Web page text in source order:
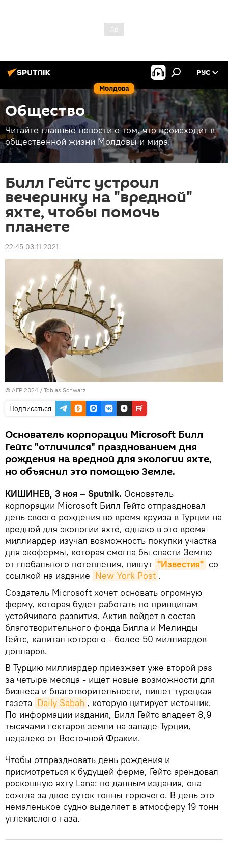
Молдова
РУС
Общество
Читайте главные новости о том, что происходит в
общественной жизни Молдовы и мира.
Билл Гейтс устроил
вечеринку на "вредной"
яхте, чтобы помочь
планете
22:45 03.11.2021
© AFP 2024 / Tobias Schwarz
Подписаться
Основатель корпорации Microsoft Билл
Гейтс "отличился" празднованием дня
рождения на вредной для экологии яхте,
но объяснил это помощью Земле.
КИШИНЕВ, 3 ноя – Sputnik. Основатель
корпорации Microsoft Билл Гейтс отпраздновал
день своего рождения во время круиза в Турции на
вредной для экологии яхте, однако в это время
миллиардер изучал возможность покупки участка
для экофермы, которая смогла бы спасти Землю
от глобального потепления, пишут "Известия" со
ссылкой на издание New York Post .
Создатель Microsoft хочет основать огромную
ферму, которая будет работать по принципам
устойчивого развития. Актив войдет в состав
благотворительного фонда Билла и Мелинды
Гейтс, капитал которого - более 50 миллиардов
долларов.
В Турцию миллиардер приезжает уже второй раз
за четыре месяца - ищет новые возможности для
бизнеса и благотворительности, пишет турецкая
газета Daily Sabah , которую цитирует источник.
По информации издания, Билл Гейтс владеет 8,9
тысячами гектаров земли на западе Турции,
недалеко от Восточной Фракии.
Чтобы отпраздновать день рождения и
присмотреться к будущей ферме, Гейтс арендовал
роскошную яхту Lana: по данным издания, она
сожгла за двое суток тонны горючего. В день это
немаленькое судно выделяет в атмосферу 19 тонн
углекислого газа.